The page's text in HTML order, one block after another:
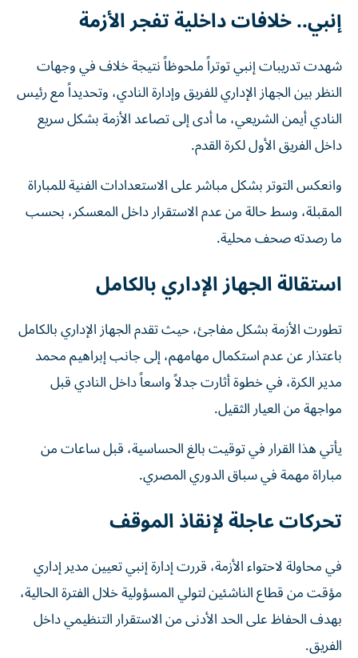
إنبي.. خلافات داخلية تفجر الأزمة
شهدت تدريبات إنبي توتراً ملحوظاً نتيجة خلاف في وجهات
النظر بين الجهاز الإداري للفريق وإدارة النادي، وتحديداً مع رئيس
النادي أيمن الشريعي، ما أدى إلى تصاعد الأزمة بشكل سريع
داخل الفريق الأول لكرة القدم.
وانعكس التوتر بشكل مباشر على الاستعدادات الفنية للمباراة
المقبلة، وسط حالة من عدم الاستقرار داخل المعسكر، بحسب
ما رصدته صحف محلية.
استقالة الجهاز الإداري بالكامل
تطورت الأزمة بشكل مفاجئ، حيث تقدم الجهاز الإداري بالكامل
باعتذار عن عدم استكمال مهامهم، إلى جانب إبراهيم محمد
مدير الكرة، في خطوة أثارت جدلاً واسعاً داخل النادي قبل
مواجهة من العيار الثقيل.
يأتي هذا القرار في توقيت بالغ الحساسية، قبل ساعات من
مباراة مهمة في سباق الدوري المصري.
تحركات عاجلة لإنقاذ الموقف
في محاولة لاحتواء الأزمة، قررت إدارة إنبي تعيين مدير إداري
مؤقت من قطاع الناشئين لتولي المسؤولية خلال الفترة الحالية،
بهدف الحفاظ على الحد الأدنى من الاستقرار التنظيمي داخل
الفريق.